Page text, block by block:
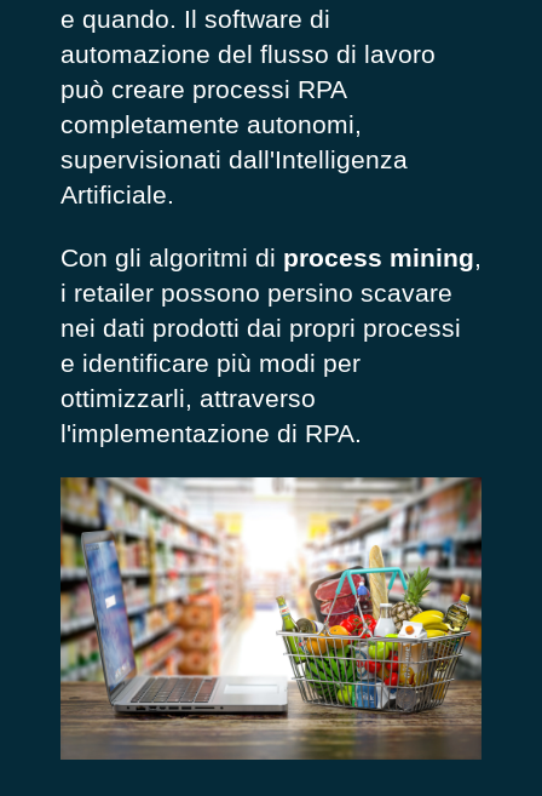
e quando. Il software di
automazione del flusso di lavoro
può creare processi RPA
completamente autonomi,
supervisionati dall'Intelligenza
Artificiale.
Con gli algoritmi di process mining,
i retailer possono persino scavare
nei dati prodotti dai propri processi
e identificare più modi per
ottimizzarli, attraverso
l'implementazione di RPA.